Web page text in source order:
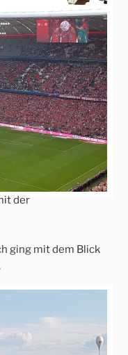
der
ging mit dem Blick